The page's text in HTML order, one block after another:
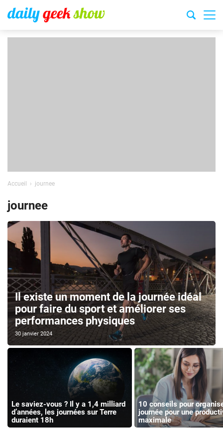
Accueil journee
journee
Il existe un moment de la journée idéal
pour faire du sport et améliorer ses
performances physiques
30 janvier 2024
Le saviez-vous ? Il y a 1,4 milliard
d’années, les journées sur Terre
duraient 18h
10 conseils pour
journée pour une
maximale